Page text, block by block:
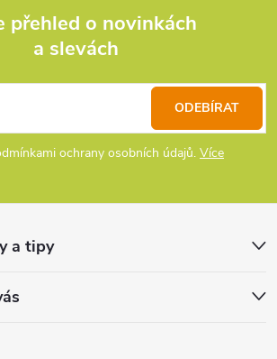
přehled o novinkách
a slevách
ochrany osobních údajů. Více
ODEBÍRAT
a tipy